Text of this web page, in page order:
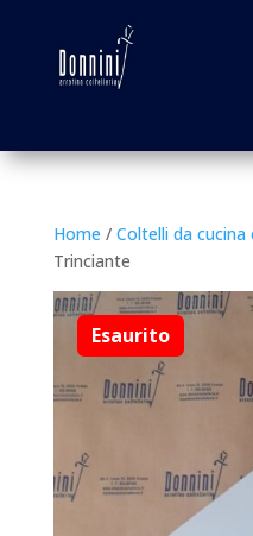
Home / Coltelli da cucina
Trinciante